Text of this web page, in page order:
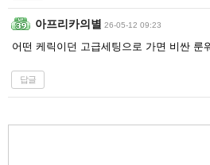
아프리카의별 26-05-12 09:23
어떤 케릭이던 고급세팅으로 가면 비싼 룬
답글